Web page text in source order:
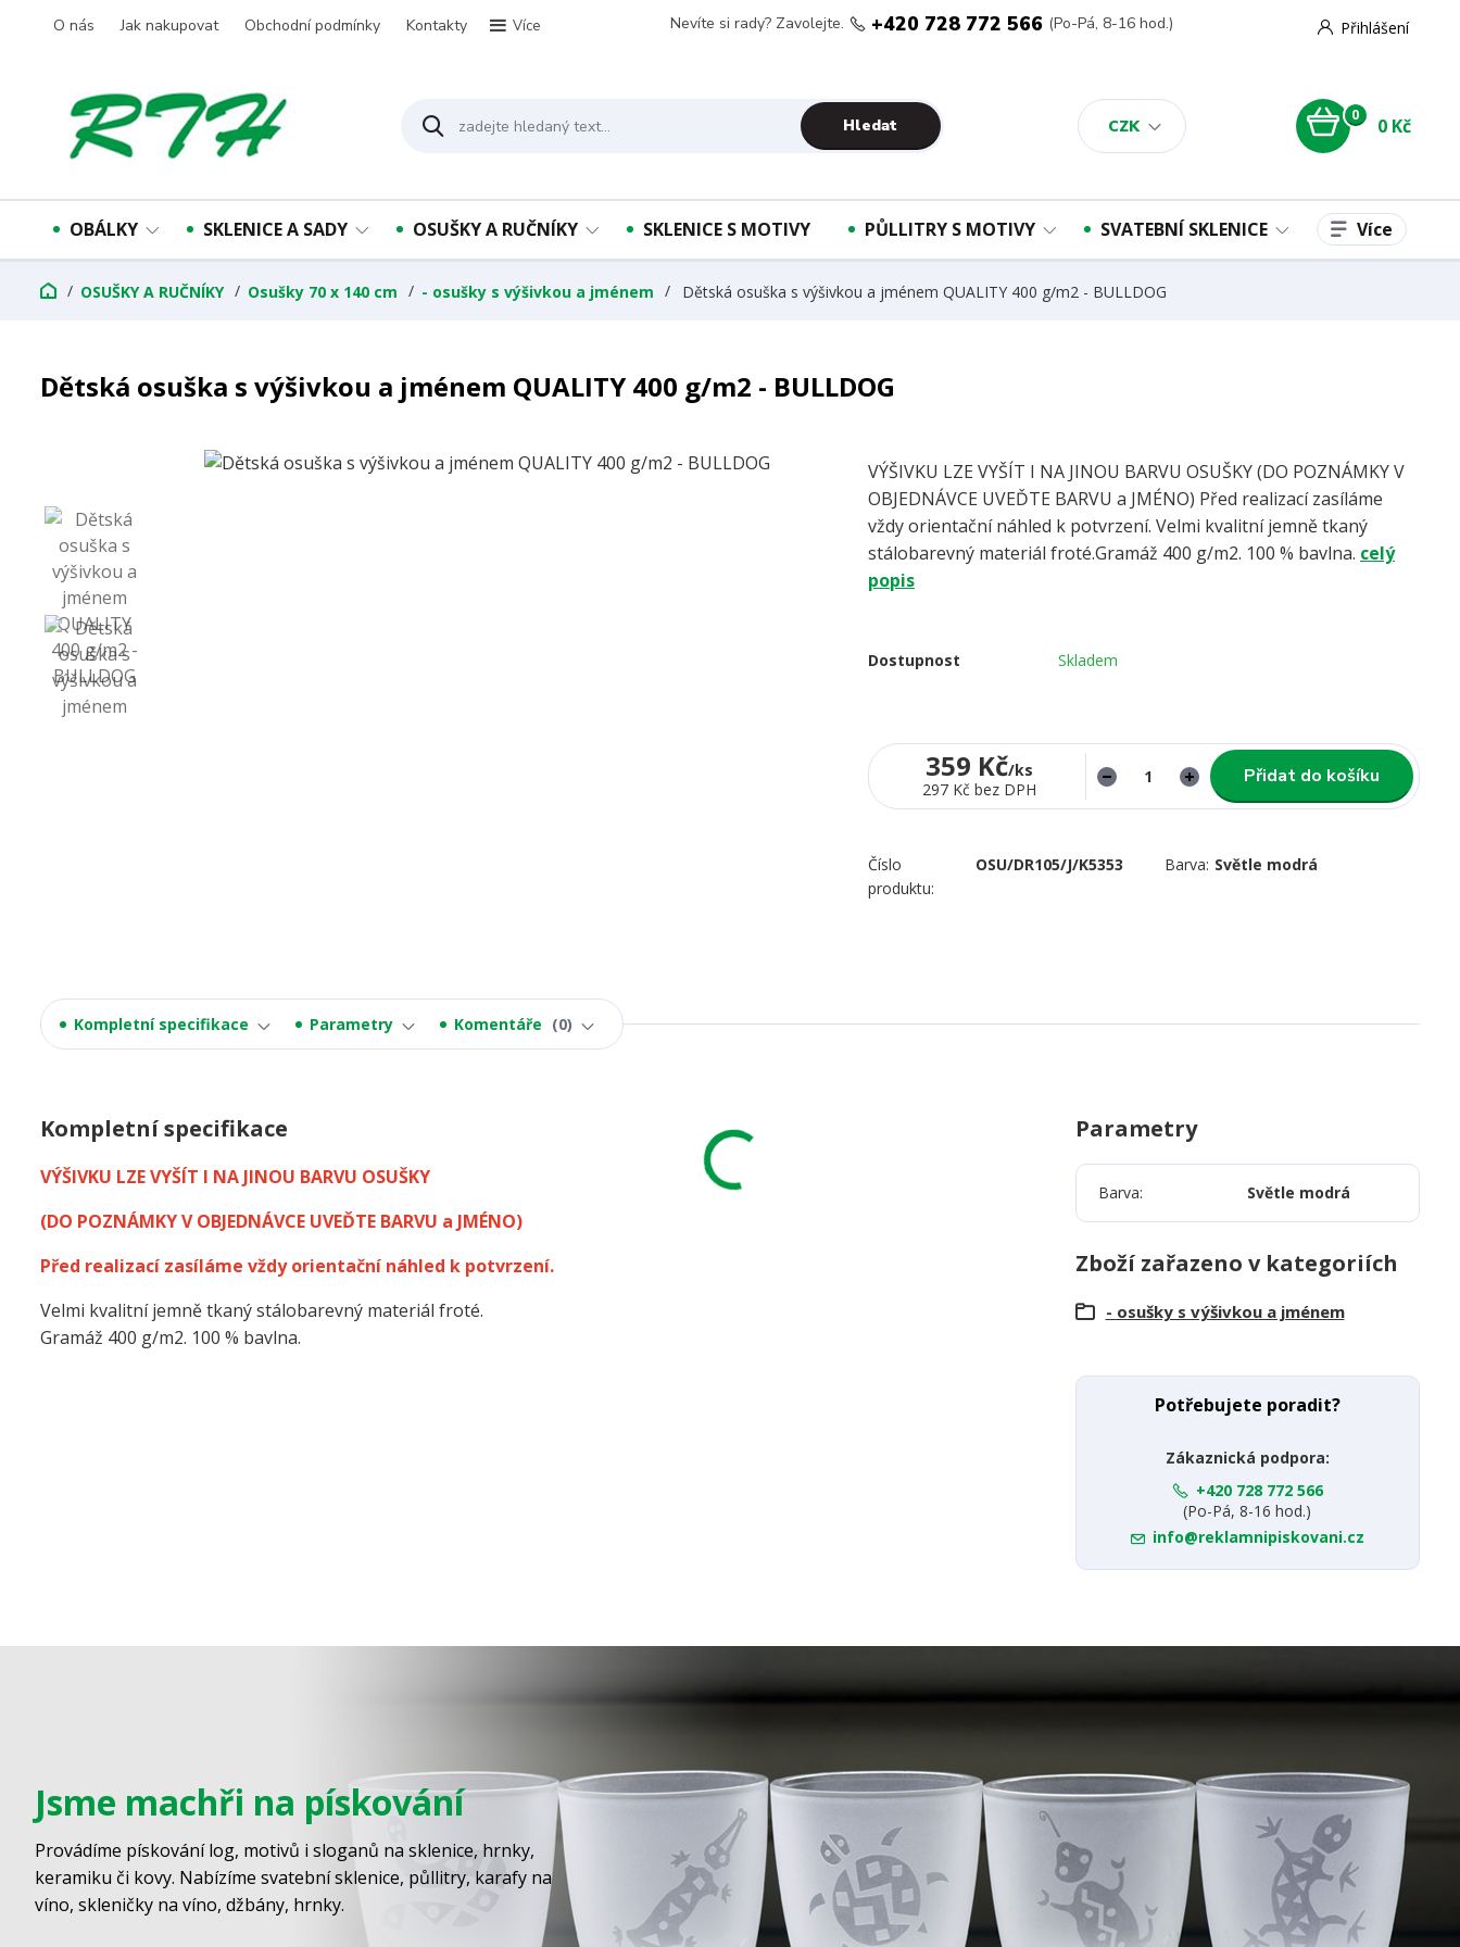
O nás Jak nakupovat Obchodní podmínky Kontakty Více
CZK
Přihlášení
Hledat
Nevíte si rady? Zavolejte. +420 728 772 566 (Po-Pá, 8-16 hod.)
0 0 Kč
OBÁLKY SKLENICE A SADY OSUŠKY A RUČNÍKY SKLENICE S MOTIVY PŮLLITRY S MOTIVY SVATEBNÍ SKLENICE Více
OSUŠKY A RUČNÍKY Osušky 70 x 140 cm - osušky s výšivkou a jménem Dětská osuška s výšivkou a jménem QUALITY 400 g/m2 - BULLDOG
Dětská osuška s výšivkou a jménem QUALITY 400 g/m2 - BULLDOG
VÝŠIVKU LZE VYŠÍT I NA JINOU BARVU OSUŠKY (DO POZNÁMKY V
OBJEDNÁVCE UVEĎTE BARVU a JMÉNO) Před realizací zasíláme
vždy orientační náhled k potvrzení. Velmi kvalitní jemně tkaný
stálobarevný materiál froté.Gramáž 400 g/m2. 100 % bavlna. celý
popis
Dostupnost Skladem
359 Kč/ks
297 Kč bez DPH
Přidat do košíku
Číslo
produktu:
OSU/DR105/J/K5353 Barva: Světle modrá
Kompletní specifikace Parametry Komentáře 0
Kompletní specifikace
VÝŠIVKU LZE VYŠÍT I NA JINOU BARVU OSUŠKY
(DO POZNÁMKY V OBJEDNÁVCE UVEĎTE BARVU a JMÉNO)
Před realizací zasíláme vždy orientační náhled k potvrzení.
Velmi kvalitní jemně tkaný stálobarevný materiál froté.
Gramáž 400 g/m2. 100 % bavlna.
Parametry
Barva Světle modrá
Zboží zařazeno v kategoriích
- osušky s výšivkou a jménem
Potřebujete poradit?
Zákaznická podpora:
+420 728 772 566
(Po-Pá, 8-16 hod.)
info@reklamnipiskovani.cz
Jsme machři na pískování
Provádíme pískování log, motivů i sloganů na sklenice, hrnky,
keramiku či kovy. Nabízíme svatební sklenice, půllitry, karafy na
víno, skleničky na víno, džbány, hrnky.